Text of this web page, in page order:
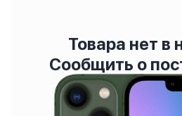
Товара нет в
Сообщить о